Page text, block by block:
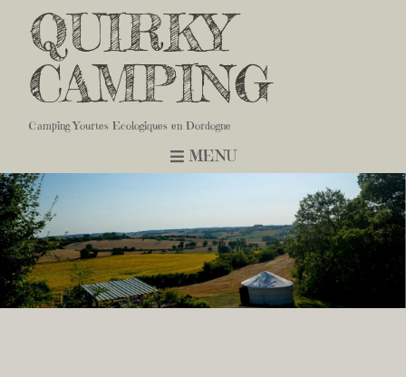
QUIRKY
CAMPING
Camping Yourtes Ecologiques en Dordogne
MENU